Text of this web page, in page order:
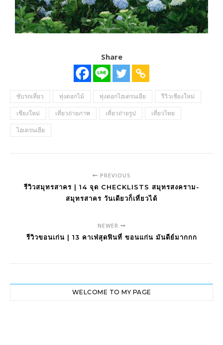
Share
ขับรถเที่ยว ทุ่งดอกไม้ ทุ่งดอกไฮเดรนเยีย
รีวิวเชียงใหม่
เชียงใหม่
เที่ยวถ่ายภาพ เที่ยวถ่ายรูป
เที่ยวไทย
ไฮเดรนเยีย
PREVIOUS
รีวิวสมุทรสาคร | 14 จุด CHECKLISTS สมุทรสงคราม-
สมุทรสาคร วันเดียวก็เที่ยวได้
NEWER
รีวิวขอนเก่น | 13 คาเฟ่สุดฟินที่ ขอนแก่น มันดีย์มากกก
WELCOME TO MY PAGE